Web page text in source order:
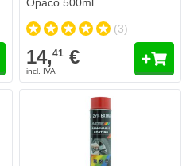
(3)
14,41 €